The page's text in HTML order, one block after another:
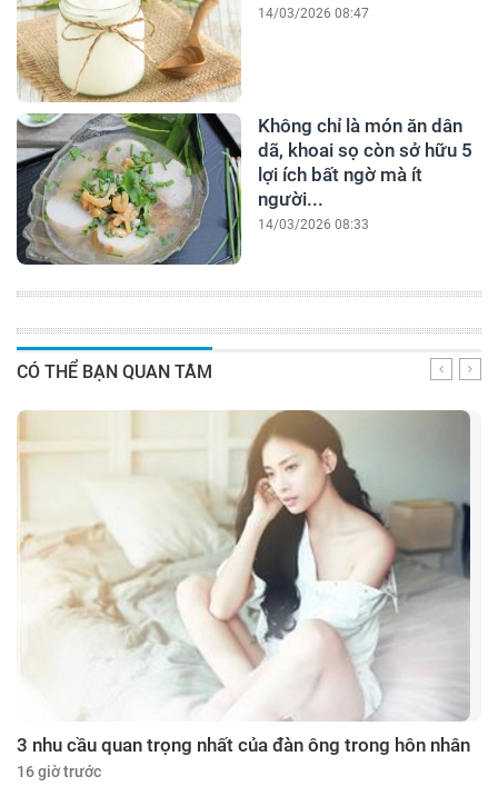
14/03/2026 08:47
Không chỉ là món ăn dân
dã, khoai sọ còn sở hữu 5
lợi ích bất ngờ mà ít
người...
14/03/2026 08:33
CÓ THỂ BẠN QUAN TÂM
3 nhu cầu quan trọng nhất của đàn ông trong hôn nhân
16 giờ trước